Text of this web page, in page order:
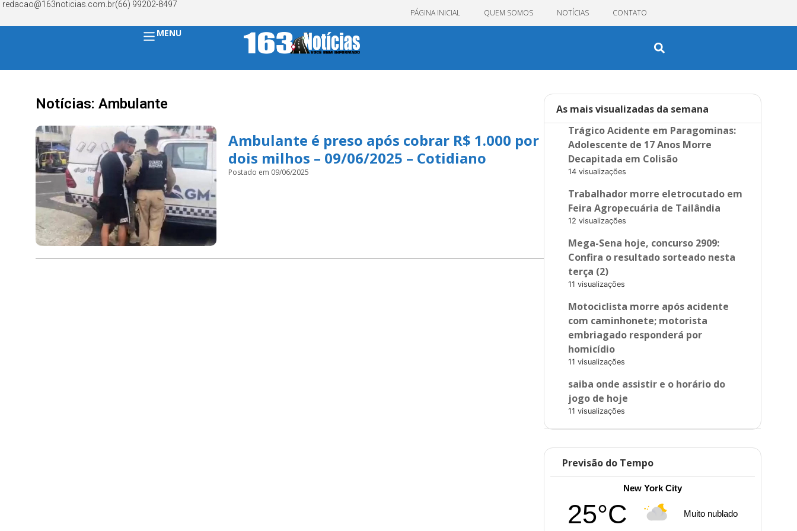
redacao@163noticias.com.br(66) 99202-8497
PÁGINA INICIAL QUEM SOMOS NOTÍCIAS CONTATO
MENU
Notícias: Ambulante
Ambulante é preso após cobrar R$ 1.000 por
dois milhos – 09/06/2025 – Cotidiano
Postado em 09/06/2025
As mais visualizadas da semana
Trágico Acidente em Paragominas:
Adolescente de 17 Anos Morre
Decapitada em Colisão
14 visualizações
Trabalhador morre eletrocutado em
Feira Agropecuária de Tailândia
12 visualizações
Mega-Sena hoje, concurso 2909:
Confira o resultado sorteado nesta
terça (2)
11 visualizações
Motociclista morre após acidente
com caminhonete; motorista
embriagado responderá por
homicídio
11 visualizações
saiba onde assistir e o horário do
jogo de hoje
11 visualizações
Previsão do Tempo
New York City
25°C Muito nublado